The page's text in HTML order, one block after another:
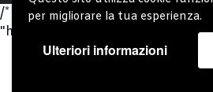
per migliorare la tua esperienza.
Ulteriori informazioni
/* Omit closing PHP tag at the end
"headers already sent" issues. */